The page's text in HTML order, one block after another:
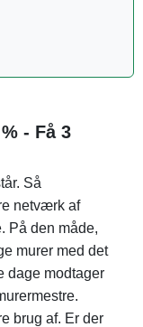
- Få 3
Så
netværk af
På den måde,
murer med det
dage modtager
brug af. Er der